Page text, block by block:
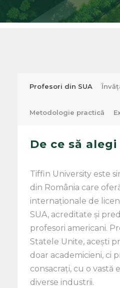
Profesori din SUA
Metodologie practică
De ce să alegi
Tiffin University este
din România care
internaționale de
SUA, acreditate și
profesori americani.
Statele Unite, acești
doar academicieni, ci
consacrați, cu o vastă
diverse industrii.